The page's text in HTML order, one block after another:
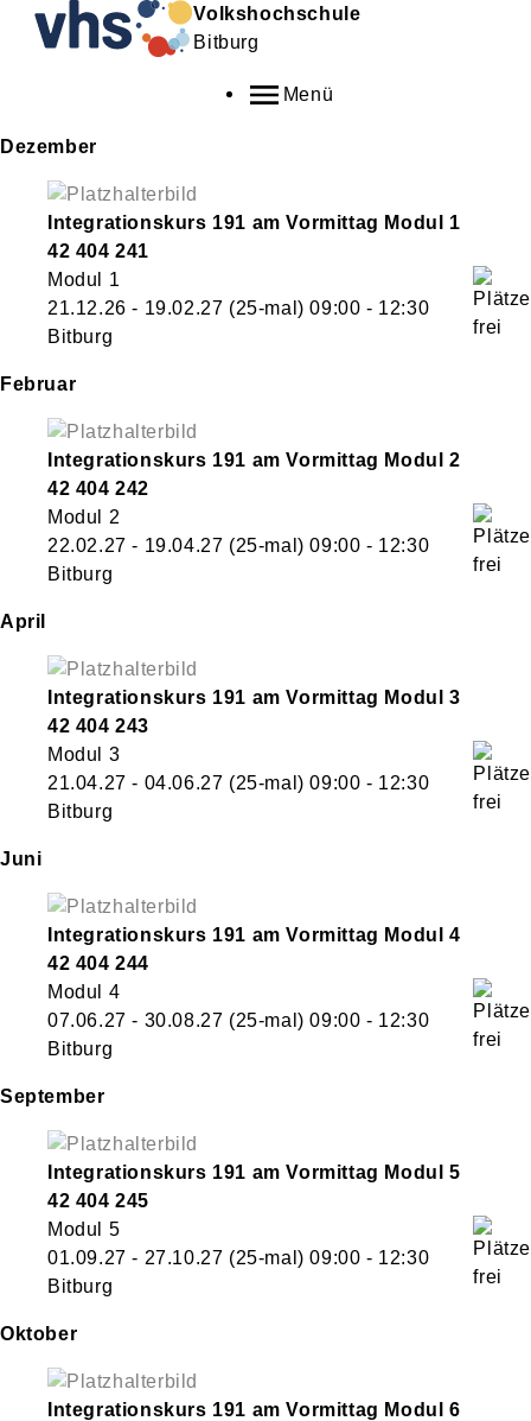
Volkshochschule
Bitburg
Menü
Dezember
Integrationskurs 191 am Vormittag Modul 1
42 404 241
Modul 1
21.12.26 - 19.02.27 (25-mal)09:00 - 12:30
Bitburg
Februar
Integrationskurs 191 am Vormittag Modul 2
42 404 242
Modul 2
22.02.27 - 19.04.27 (25-mal)09:00 - 12:30
Bitburg
April
Integrationskurs 191 am Vormittag Modul 3
42 404 243
Modul 3
21.04.27 - 04.06.27 (25-mal)09:00 - 12:30
Bitburg
Juni
Integrationskurs 191 am Vormittag Modul 4
42 404 244
Modul 4
07.06.27 - 30.08.27 (25-mal)09:00 - 12:30
Bitburg
September
Integrationskurs 191 am Vormittag Modul 5
42 404 245
Modul 5
01.09.27 - 27.10.27 (25-mal)09:00 - 12:30
Bitburg
Oktober
Integrationskurs 191 am Vormittag Modul 6